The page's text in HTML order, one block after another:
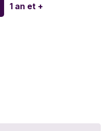
1 an et +